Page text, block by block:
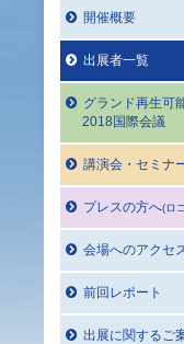
開催概要
出展者一覧
グランド再生可
2018国際会議
講演会・セミナ
プレスの方へ(ロ
会場へのアク
前回レポート
出展に関するご